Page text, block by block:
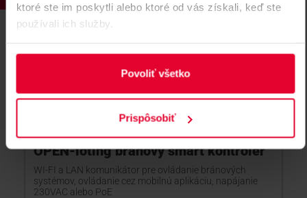
ktoré ste im poskytli alebo ktoré od vás získali, keď ste
používali ich služby.
Povoliť všetko
Prispôsobiť
OPEN-ioting bránový smart kontrolér
WI-FI a LAN komunikátor pre ovládanie bránových
systémov, ovládanie cez mobilnú aplikáciu, napájanie
230VAC alebo PoE